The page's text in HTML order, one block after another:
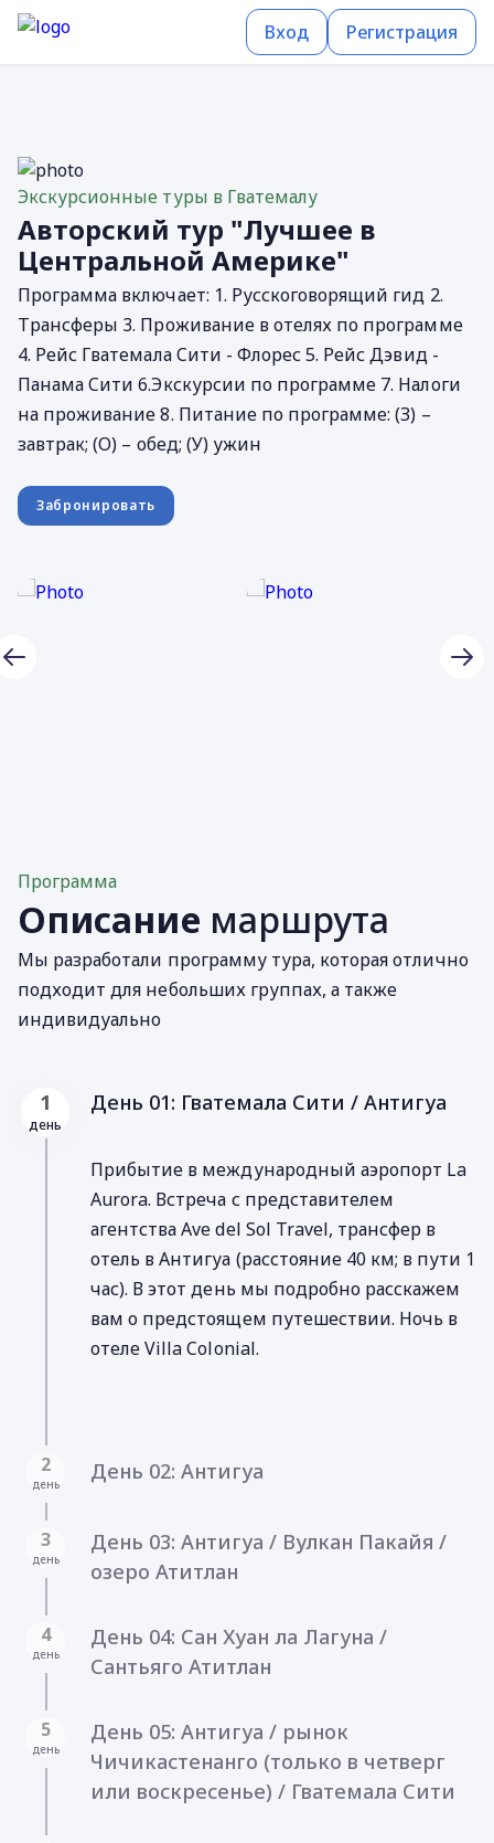
Вход Регистрация
Экскурсионные туры в Гватемалу
Авторский тур "Лучшее в
Центральной Америке"
Программа включает: 1. Русскоговорящий гид 2.
Трансферы 3. Проживание в отелях по программе
4. Рейс Гватемала Cити - Флорес 5. Рейс Дэвид -
Панама Cити 6.Экскурсии по программе 7. Налоги
на проживание 8. Питание по программе: (З) –
завтрак; (О) – обед; (У) ужин
Забронировать
Программа
Описание маршрута
Мы разработали программу тура, которая отлично
подходит для небольших группах, а также
индивидуально
1
день
День 01: Гватемала Cити / Антигуа
Прибытие в международный аэропорт La
Aurora. Встреча с представителем
агентства Ave del Sol Travel, трансфер в
отель в Антигуа (расстояние 40 км; в пути 1
час). В этот день мы подробно расскажем
вам о предстоящем путешествии. Ночь в
отеле Villa Colonial.
2
день День 02: Антигуа
3
день
День 03: Антигуа / Вулкан Пакайя /
озеро Атитлан
4
день
День 04: Сан Хуан ла Лагуна /
Сантьяго Атитлан
5
день
День 05: Антигуа / рынок
Чичикастенанго (только в четверг
или воскресенье) / Гватемала Cити